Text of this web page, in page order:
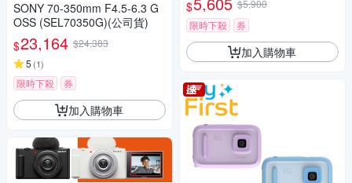
SONY 70-350mm F4.5-6.3 G
OSS (SEL70350G)(公司貨)
$23,164 $24,383
5 (1)
限時下殺 券
加入購物車
$
$5,900
限時下殺
券
加入購物車